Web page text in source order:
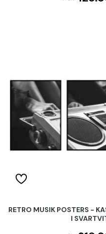
RETRO MUSIK POSTERS -
I